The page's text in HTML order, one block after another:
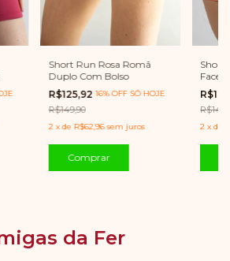
Short Run Rosa Romã
Duplo Com Bolso
R$125,9216% OFF SÓ HOJE
R$149,90
2 xde R$62,96 sem juros
Comprar
Short
Face
2 x de
da Fer